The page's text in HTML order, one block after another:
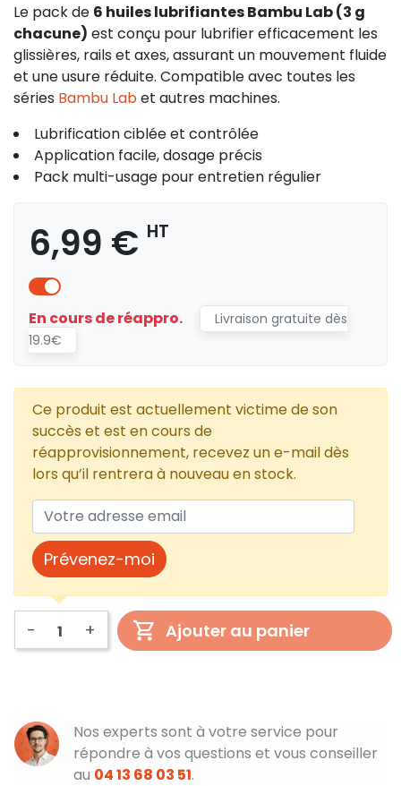
Le pack de 6 huiles lubrifiantes Bambu Lab (3 g
chacune) est conçu pour lubrifier efficacement les
glissières, rails et axes, assurant un mouvement fluide
et une usure réduite. Compatible avec toutes les
séries Bambu Labet autres machines.
Lubrification ciblée et contrôlée
Application facile, dosage précis
Pack multi-usage pour entretien régulier
6,99 € HT
En cours de réappro.
Livraison gratuite dès
19.9€
Ce produit est actuellement victime de son
succès et est en cours de
réapprovisionnement, recevez un e-mail dès
lors qu’il rentrera à nouveau en stock.
Prévenez-moi
- + Ajouter au panier
Nos experts sont à votre service pour
répondre à vos questions et vous conseiller
au 04 13 68 03 51.